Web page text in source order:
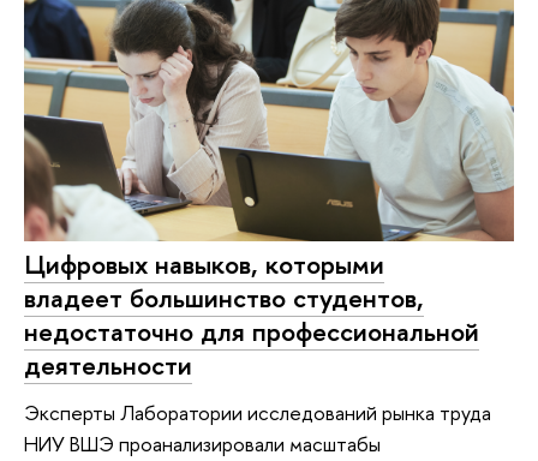
Цифровых навыков, которыми
владеет большинство студентов,
недостаточно для профессиональной
деятельности
Эксперты Лаборатории исследований рынка труда
НИУ ВШЭ проанализировали масштабы